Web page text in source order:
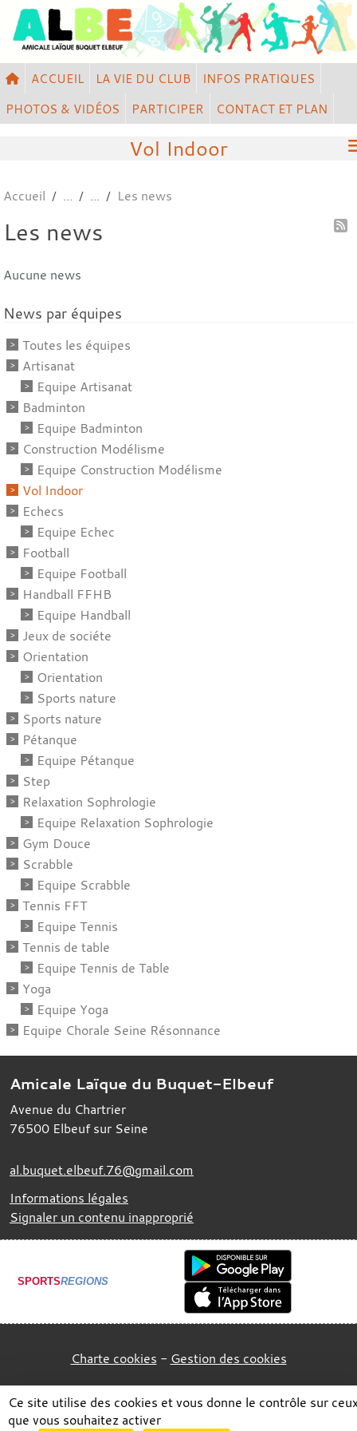
ACCUEIL LA VIE DU CLUB
INFOS PRATIQUES
PHOTOS & VIDÉOS
PARTICIPER CONTACT ET PLAN
Vol Indoor
Accueil Les news
Les news
Aucune news
News par équipes
Toutes les équipes
Artisanat
Equipe Artisanat
Badminton
Equipe Badminton
Construction Modélisme
Equipe Construction Modélisme
Vol Indoor
Echecs
Equipe Echec
Football
Equipe Football
Handball FFHB
Equipe Handball
Jeux de sociéte
Orientation
Orientation
Sports nature
Sports nature
Pétanque
Equipe Pétanque
Step
Relaxation Sophrologie
Equipe Relaxation Sophrologie
Gym Douce
Scrabble
Equipe Scrabble
Tennis FFT
Equipe Tennis
Tennis de table
Equipe Tennis de Table
Yoga
Equipe Yoga
Equipe Chorale Seine Résonnance
Amicale Laïque du Buquet-Elbeuf
Avenue du Chartrier
76500 Elbeuf sur Seine
al.buquet.elbeuf.76@gmail.com
Informations légales
Signaler un contenu inapproprié
SPORTSREGIONS
Charte cookies Gestion des cookies
Panneau de gestion des cookies
Ce site utilise des cookies et vous donne le contrôle sur
que vous souhaitez activer